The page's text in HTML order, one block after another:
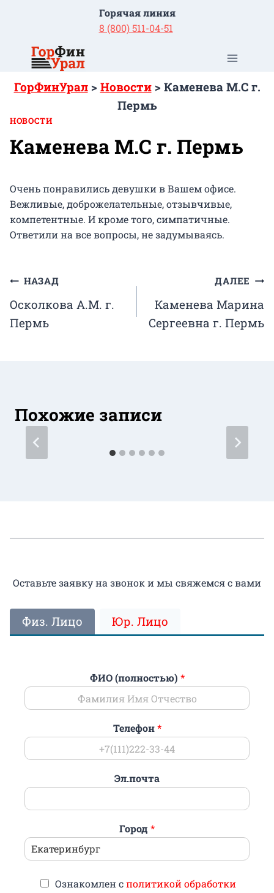
содержимому
Горячая линия
8 (800) 511-04-51
ГорФинУрал> Новости> Каменева М.С г.
Пермь
НОВОСТИ
Каменева М.С г. Пермь
Очень понравились девушки в Вашем офисе.
Вежливые, доброжелательные, отзывчивые,
компетентные. И кроме того, симпатичные.
Ответили на все вопросы, не задумываясь.
Навигация
по
записям
НАЗАД
Осколкова А.М. г.
Пермь
ДАЛЕЕ
Каменева Марина
Сергеевна г. Пермь
Похожие записи
Оставьте заявку на звонок и мы свяжемся с вами
Физ. Лицо Юр. Лицо
ФИО (полностью) *
Телефон*
Эл.почта
Город *
Ознакомлен сполитикой обработки